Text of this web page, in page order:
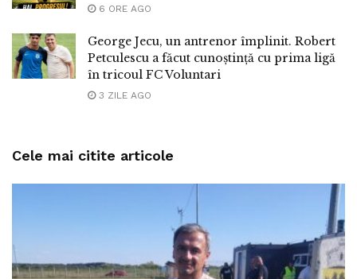
6 ORE AGO
George Jecu, un antrenor împlinit. Robert
Petculescu a făcut cunoștință cu prima ligă
în tricoul FC Voluntari
3 ZILE AGO
Cele mai citite articole